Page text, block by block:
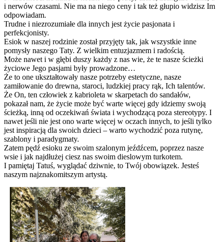
i nerwów czasami. Nie ma na niego ceny i tak też głupio widzisz Im
odpowiadam.
Trudne i niezrozumiałe dla innych jest życie pasjonata i
perfekcjonisty.
Esiok w naszej rodzinie został przyjęty tak, jak wszystkie inne
pomysły naszego Taty. Z wielkim entuzjazmem i radością.
Może nawet i w głębi duszy każdy z nas wie, że te nasze ścieżki
życiowe Jego pasjami były prowadzone…
Że to one ukształtowały nasze potrzeby estetyczne, nasze
zamiłowanie do drewna, staroci, ludzkiej pracy rąk, Ich talentów.
Że On, ten człowiek z kabrioleta w skarpetach do sandałów,
pokazał nam, że życie może być warte więcej gdy idziemy swoją
ścieżką, inną od oczekiwań świata i wychodzącą poza stereotypy. I
nawet jeśli nie jest ono warte więcej w oczach innych, to jeśli tylko
jest inspiracją dla swoich dzieci – warto wychodzić poza rutynę,
szablony i paradygmaty.
Zatem pędź esioku ze swoim szalonym jeźdźcem, poprzez nasze
wsie i jak najdłużej ciesz nas swoim dieslowym turkotem.
I pamiętaj Tatuś, wyglądać dziwnie, to Twój obowiązek. Jesteś
naszym najznakomitszym artystą.